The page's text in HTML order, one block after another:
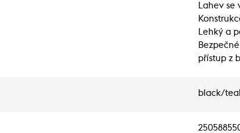
Lahev
Lehký a
přístup z
black/